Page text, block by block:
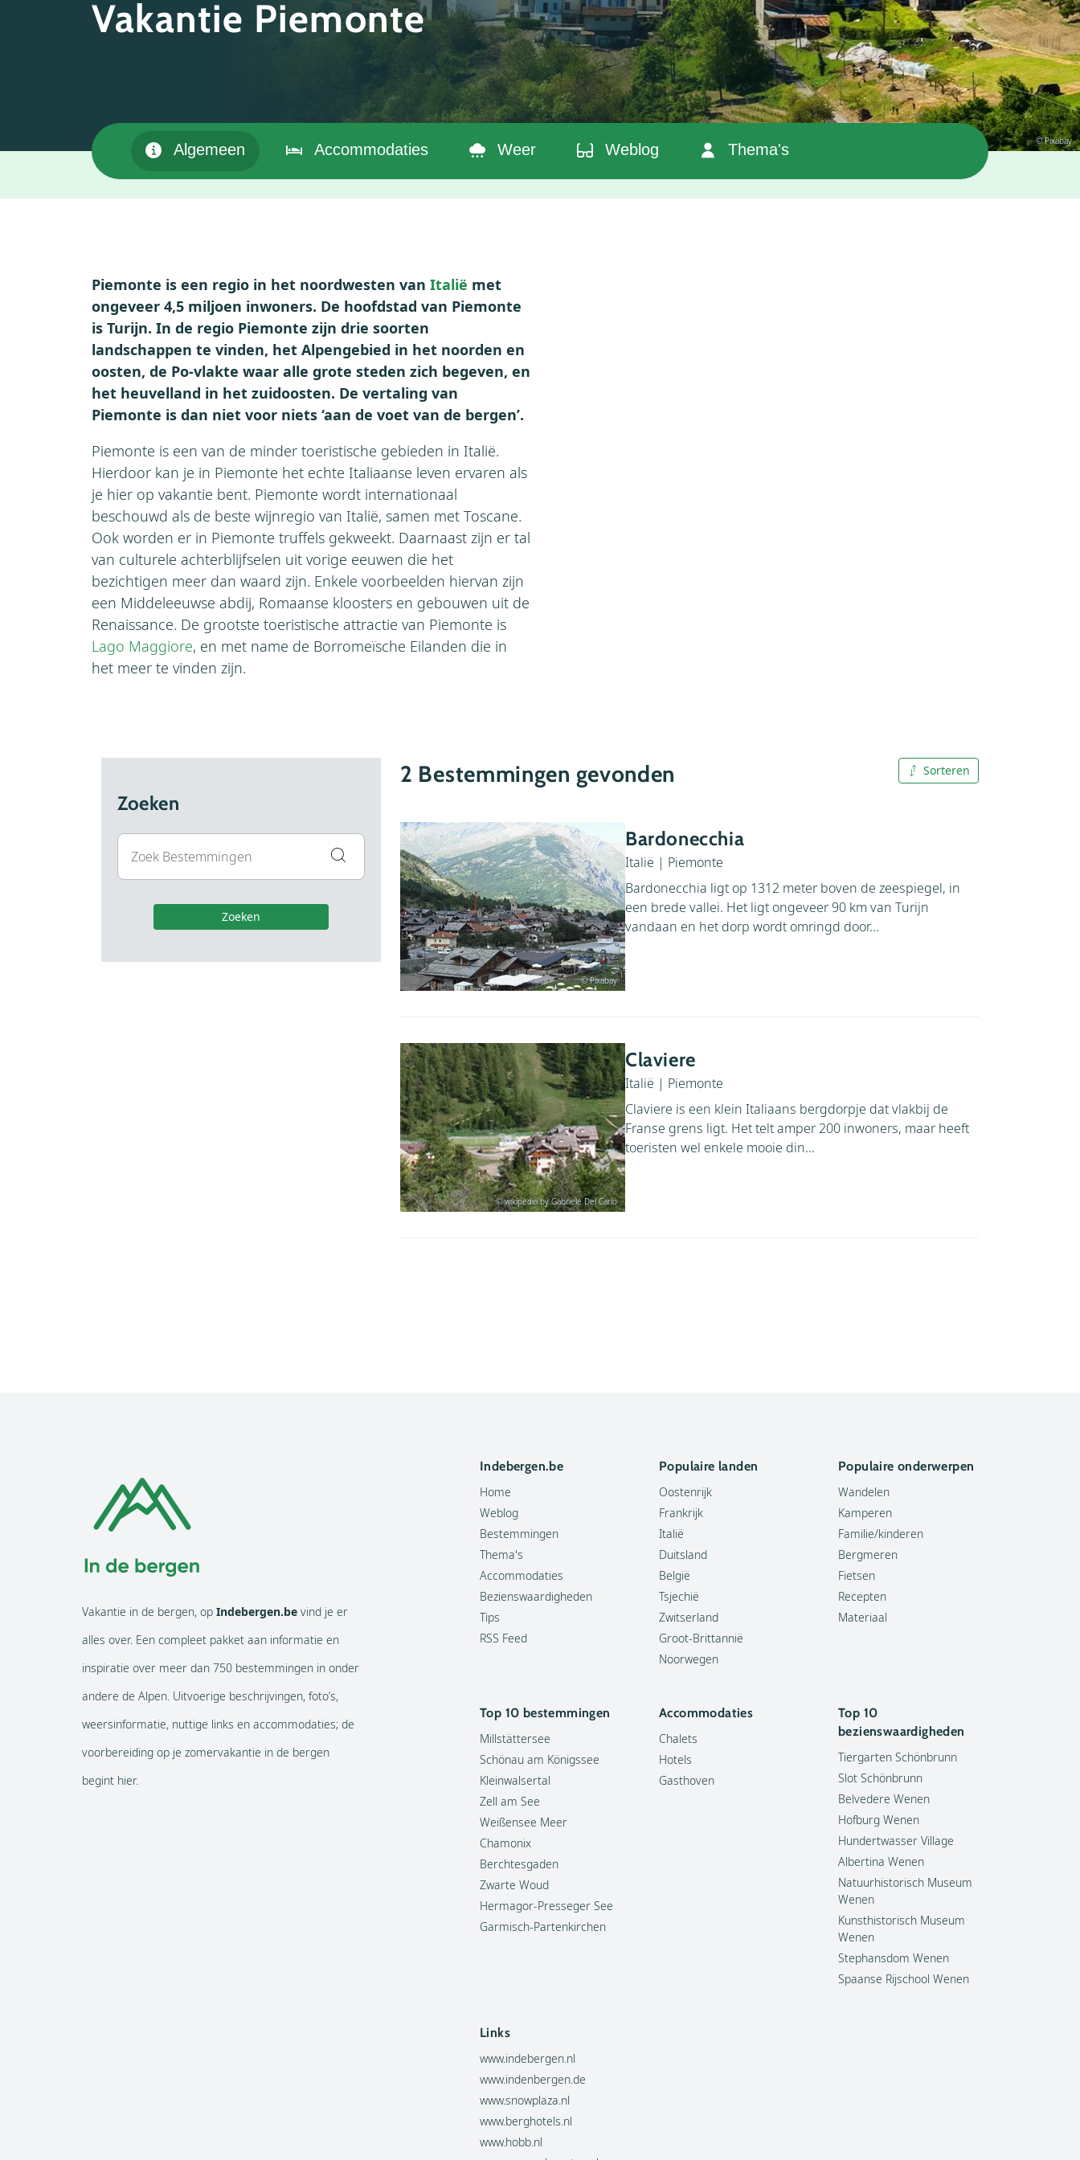
© Pixabay
Vakantie Piemonte
Algemeen Accommodaties Weer Weblog Thema's
Piemonte is een regio in het noordwesten van Italië met
ongeveer 4,5 miljoen inwoners. De hoofdstad van Piemonte
is Turijn. In de regio Piemonte zijn drie soorten
landschappen te vinden, het Alpengebied in het noorden en
oosten, de Po-vlakte waar alle grote steden zich begeven, en
het heuvelland in het zuidoosten. De vertaling van
Piemonte is dan niet voor niets ‘aan de voet van de bergen’.
Piemonte is een van de minder toeristische gebieden in Italië.
Hierdoor kan je in Piemonte het echte Italiaanse leven ervaren als
je hier op vakantie bent. Piemonte wordt internationaal
beschouwd als de beste wijnregio van Italië, samen met Toscane.
Ook worden er in Piemonte truffels gekweekt. Daarnaast zijn er tal
van culturele achterblijfselen uit vorige eeuwen die het
bezichtigen meer dan waard zijn. Enkele voorbeelden hiervan zijn
een Middeleeuwse abdij, Romaanse kloosters en gebouwen uit de
Renaissance. De grootste toeristische attractie van Piemonte is
Lago Maggiore, en met name de Borromeïsche Eilanden die in
het meer te vinden zijn.
Zoeken
Zoeken
2 Bestemmingen gevonden Sorteren
© Pixabay
Bardonecchia
Italië | Piemonte
Bardonecchia ligt op 1312 meter boven de zeespiegel, in
een brede vallei. Het ligt ongeveer 90 km van Turijn
vandaan en het dorp wordt omringd door...
© wikipedia by Gabriele Del Carlo
Claviere
Italië | Piemonte
Claviere is een klein Italiaans bergdorpje dat vlakbij de
Franse grens ligt. Het telt amper 200 inwoners, maar heeft
toeristen wel enkele mooie din...
Vakantie in de bergen, op Indebergen.be vind je er
alles over. Een compleet pakket aan informatie en
inspiratie over meer dan 750 bestemmingen in onder
andere de Alpen. Uitvoerige beschrijvingen, foto’s,
weersinformatie, nuttige links en accommodaties; de
voorbereiding op je zomervakantie in de bergen
begint hier.
Indebergen.be
Home
Weblog
Bestemmingen
Thema's
Accommodaties
Bezienswaardigheden
Tips
RSS Feed
Populaire landen
Oostenrijk
Frankrijk
Italië
Duitsland
België
Tsjechië
Zwitserland
Groot-Brittannië
Noorwegen
Populaire onderwerpen
Wandelen
Kamperen
Familie/kinderen
Bergmeren
Fietsen
Recepten
Materiaal
Top 10 bestemmingen
Millstättersee
Schönau am Königssee
Kleinwalsertal
Zell am See
Weißensee Meer
Chamonix
Berchtesgaden
Zwarte Woud
Hermagor-Presseger See
Garmisch-Partenkirchen
Accommodaties
Chalets
Hotels
Gasthoven
Top 10
bezienswaardigheden
Tiergarten Schönbrunn
Slot Schönbrunn
Belvedere Wenen
Hofburg Wenen
Hundertwasser Village
Albertina Wenen
Natuurhistorisch Museum
Wenen
Kunsthistorisch Museum
Wenen
Stephansdom Wenen
Spaanse Rijschool Wenen
Links
www.indebergen.nl
www.indenbergen.de
www.snowplaza.nl
www.berghotels.nl
www.hobb.nl